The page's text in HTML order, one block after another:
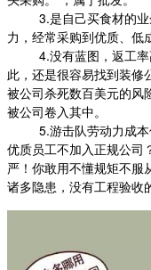
3.是自己买食材的业
力，经常采购到优质、低
4.没有蓝图，返工率
此，还是很容易找到装修
被公司杀死数百美元的风
被公司卷入其中。
5.游击队劳动力成本
优质员工不加入正规公司
严！你敢用不懂规矩不服
诸多隐患，没有工程验收